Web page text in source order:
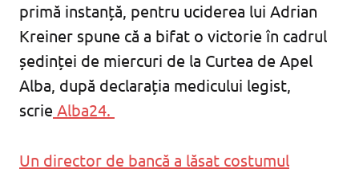
primă instanță, pentru uciderea lui Adrian
Kreiner spune că a bifat o victorie în cadrul
ședinței de miercuri de la Curtea de Apel
Alba, după declarația medicului legist,
scrie Alba24.
Un director de bancă a lăsat costumul